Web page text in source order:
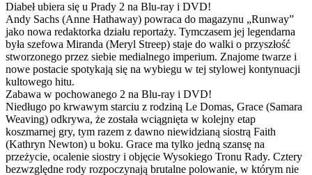
Diabeł ubiera się u Prady 2 na Blu-ray i DVD!
Andy Sachs (Anne Hathaway) powraca do magazynu „Runway”
jako nowa redaktorka działu reportaży. Tymczasem jej legendarna
była szefowa Miranda (Meryl Streep) staje do walki o przyszłość
stworzonego przez siebie medialnego imperium. Znajome twarze i
nowe postacie spotykają się na wybiegu w tej stylowej kontynuacji
kultowego hitu.
Zabawa w pochowanego 2 na Blu-ray i DVD!
Niedługo po krwawym starciu z rodziną Le Domas, Grace (Samara
Weaving) odkrywa, że została wciągnięta w kolejny etap
koszmarnej gry, tym razem z dawno niewidzianą siostrą Faith
(Kathryn Newton) u boku. Grace ma tylko jedną szansę na
przeżycie, ocalenie siostry i objęcie Wysokiego Tronu Rady. Cztery
bezwzględne rody rozpoczynają brutalne polowanie, w którym nie